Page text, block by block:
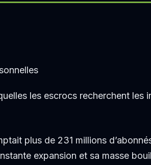
les escrocs recherchent les
plus de 231 millions
expansion et sa masse